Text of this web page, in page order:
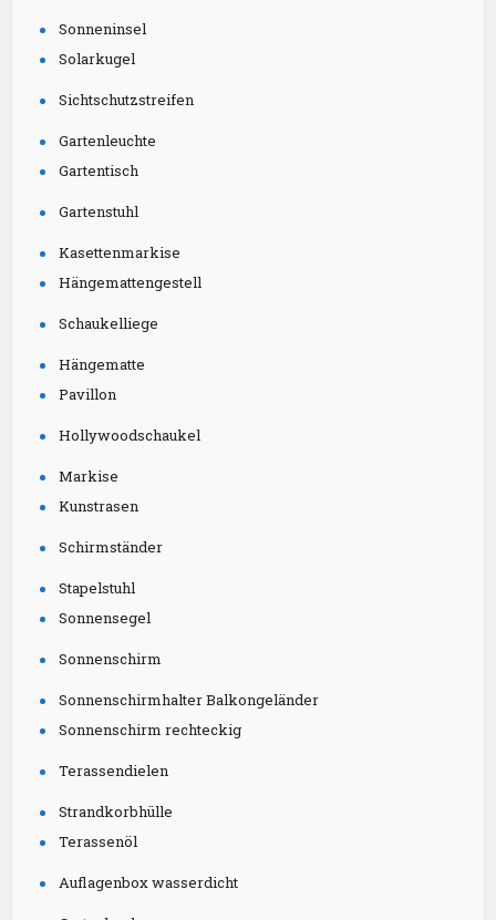
Sonneninsel
Solarkugel
Sichtschutzstreifen
Gartenleuchte
Gartentisch
Gartenstuhl
Kasettenmarkise
Hängemattengestell
Schaukelliege
Hängematte
Pavillon
Hollywoodschaukel
Markise
Kunstrasen
Schirmständer
Stapelstuhl
Sonnensegel
Sonnenschirm
Sonnenschirmhalter Balkongeländer
Sonnenschirm rechteckig
Terassendielen
Strandkorbhülle
Terassenöl
Auflagenbox wasserdicht